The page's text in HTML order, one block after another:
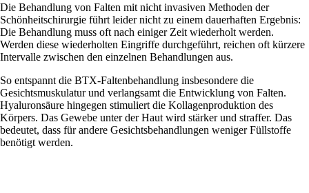
Die Behandlung von Falten mit nicht invasiven Methoden der
Schönheitschirurgie führt leider nicht zu einem dauerhaften Ergebnis:
Die Behandlung muss oft nach einiger Zeit wiederholt werden.
Werden diese wiederholten Eingriffe durchgeführt, reichen oft kürzere
Intervalle zwischen den einzelnen Behandlungen aus.
So entspannt die BTX-Faltenbehandlung insbesondere die
Gesichtsmuskulatur und verlangsamt die Entwicklung von Falten.
Hyaluronsäure hingegen stimuliert die Kollagenproduktion des
Körpers. Das Gewebe unter der Haut wird stärker und straffer. Das
bedeutet, dass für andere Gesichtsbehandlungen weniger Füllstoffe
benötigt werden.